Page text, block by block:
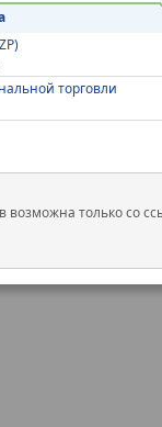
торговли
только со